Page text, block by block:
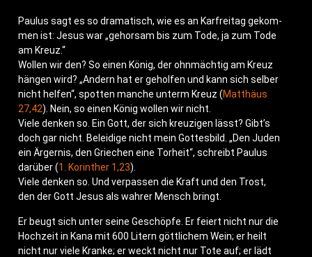
Pau­lus sagt es so dra­ma­tisch, wie es an Kar­frei­tag gekom­
men ist: Jesus war „gehor­sam bis zum Tode, ja zum Tode
am Kreuz.“
Wol­len wir den? So einen König, der ohn­mäch­tig am Kreuz
hän­gen wird? „Andern hat er gehol­fen und kann sich sel­ber
nicht hel­fen“, spot­ten man­che unterm Kreuz (Mat­thä­us
27,42). Nein, so einen König wol­len wir nicht.
Vie­le den­ken so. Ein Gott, der sich kreu­zi­gen lässt? Gibt’s
doch gar nicht. Belei­di­ge nicht mein Got­tes­bild. „Den Juden
ein Ärger­nis, den Grie­chen eine Tor­heit“, schreibt Pau­lus
dar­über (1. Korin­ther 1,23).
Vie­le den­ken so. Und ver­pas­sen die Kraft und den Trost,
den der Gott Jesus als wah­rer Mensch bringt.
Er beugt sich unter sei­ne Geschöp­fe. Er fei­ert nicht nur die
Hoch­zeit in Kana mit 600 Litern gött­li­chem Wein; er heilt
nicht nur vie­le Kran­ke; er weckt nicht nur Tote auf; er lädt